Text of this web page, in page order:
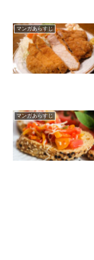
マンガあらすじ
マンガあらすじ